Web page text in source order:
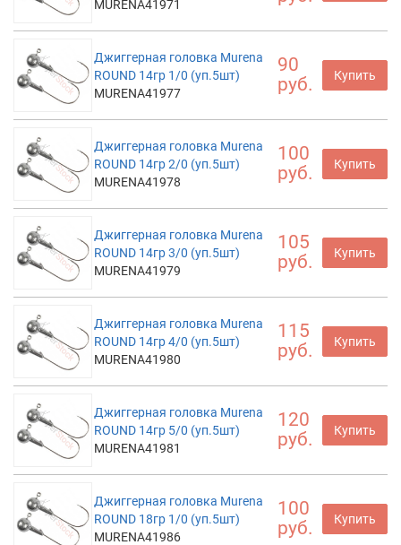
MURENA41971
Джиггерная головка Murena
ROUND 14гр 1/0 (уп.5шт)
MURENA41977
90
руб.
Купить
Джиггерная головка Murena
ROUND 14гр 2/0 (уп.5шт)
MURENA41978
100
руб.
Купить
Джиггерная головка Murena
ROUND 14гр 3/0 (уп.5шт)
MURENA41979
105
руб.
Купить
Джиггерная головка Murena
ROUND 14гр 4/0 (уп.5шт)
MURENA41980
115
руб.
Купить
Джиггерная головка Murena
ROUND 14гр 5/0 (уп.5шт)
MURENA41981
120
руб.
Купить
Джиггерная головка Murena
ROUND 18гр 1/0 (уп.5шт)
MURENA41986
100
руб.
Купить